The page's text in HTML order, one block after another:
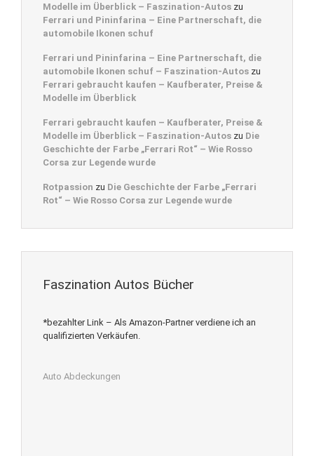
Modelle im Überblick – Faszination-Autos zu
Ferrari und Pininfarina – Eine Partnerschaft, die
automobile Ikonen schuf
Ferrari und Pininfarina – Eine Partnerschaft, die
automobile Ikonen schuf – Faszination-Autos zu
Ferrari gebraucht kaufen – Kaufberater, Preise &
Modelle im Überblick
Ferrari gebraucht kaufen – Kaufberater, Preise &
Modelle im Überblick – Faszination-Autos zu Die
Geschichte der Farbe „Ferrari Rot“ – Wie Rosso
Corsa zur Legende wurde
Rotpassion zu Die Geschichte der Farbe „Ferrari
Rot“ – Wie Rosso Corsa zur Legende wurde
Faszination Autos Bücher
*bezahlter Link – Als Amazon-Partner verdiene ich an
qualifizierten Verkäufen.
Auto Abdeckungen